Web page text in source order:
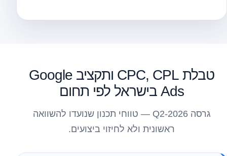
טבלת CPC, CPL ותקציב Google
Ads בישראל לפי תחום
גרסה 2026-Q2 — טווחי תכנון שנועדו להשוואה
ראשונית ולא לחיזוי ביצועים.